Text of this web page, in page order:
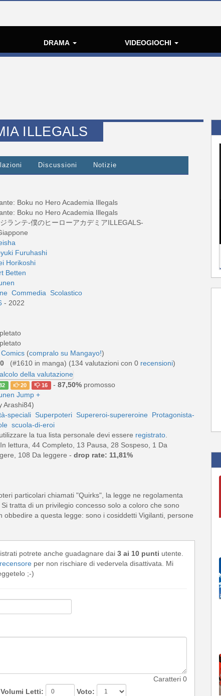
DRAMA VIDEOGIOCHI
ILLEGALS
Discussioni Notizie
Boku no Hero Academia Illegals
Boku no Hero Academia Illegals
ランテ-僕のヒーローアカデミアILLEGALS-
Furuhashi
Horikoshi
Betten
Commedia Scolastico
- 2022
(compralo su Mangayo!)
(#1610 in manga) (134 valutazioni con 0 recensioni)
20 16 - 87,50%promosso
Jump +
Arashi84)
speciali Superpoteri Supereroi-supereroine Protagonista-
scuola-di-eroi
la tua lista personale devi essere registrato
lettura, 44 Completo, 13 Pausa, 28 Sospeso, 1 Da
108 Da leggere - drop rate: 11,81%
particolari chiamati "Quirks", la legge ne regolamenta
tratta di un privilegio concesso solo a coloro che sono
a questa legge: sono i cosiddetti Vigilanti, persone
potrete anche guadagnare dai 3 ai 10 punti utente.
per non rischiare di vedervela disattivata. Mi
;-)
Caratteri 0
Volumi Letti:
Voto: